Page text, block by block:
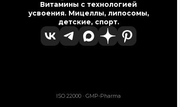
Витамины с технологией
усвоения. Мицеллы, липосомы,
детские, спорт.
ISO 22000 · GMP-Pharma